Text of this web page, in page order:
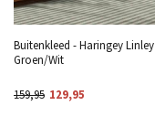
Buitenkleed - Haringey Linley
Groen/Wit
159,95 129,95